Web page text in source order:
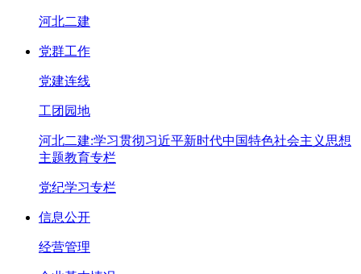
河北二建
党群工作
党建连线
工团园地
河北二建:学习贯彻习近平新时代中国特色社会主义思想
主题教育专栏
党纪学习专栏
信息公开
经营管理